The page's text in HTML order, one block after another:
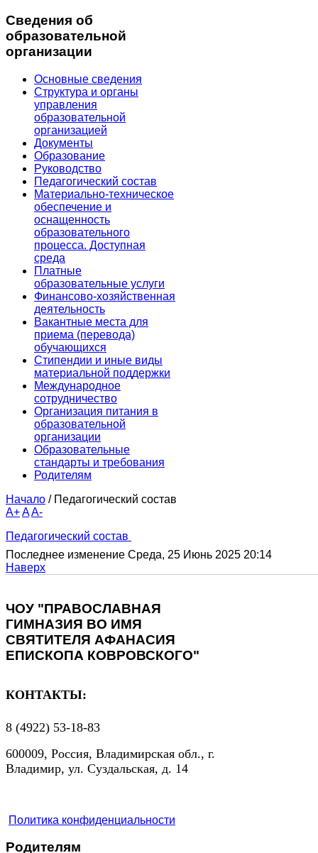
Сведения об
образовательной
организации
Основные сведения
Структура и органы
управления
образовательной
организацией
Документы
Образование
Руководство
Педагогический состав
Материально-техническое
обеспечение и
оснащенность
образовательного
процесса. Доступная
среда
Платные
образовательные услуги
Финансово-хозяйственная
деятельность
Вакантные места для
приема (перевода)
обучающихся
Стипендии и иные виды
материальной поддержки
Международное
сотрудничество
Организация питания в
образовательной
организации
Образовательные
стандарты и требования
Родителям
Начало / Педагогический состав
A+AA-
Педагогический состав
Последнее изменение Среда, 25 Июнь 2025 20:14
Наверх
ЧОУ "ПРАВОСЛАВНАЯ
ГИМНАЗИЯ ВО ИМЯ
СВЯТИТЕЛЯ АФАНАСИЯ
ЕПИСКОПА КОВРОВСКОГО"
КОНТАКТЫ:
8 (4922) 53-18-83
600009, Россия, Владимирская обл., г.
Владимир, ул. Суздальская, д. 14
Политика конфиденциальности
Родителям